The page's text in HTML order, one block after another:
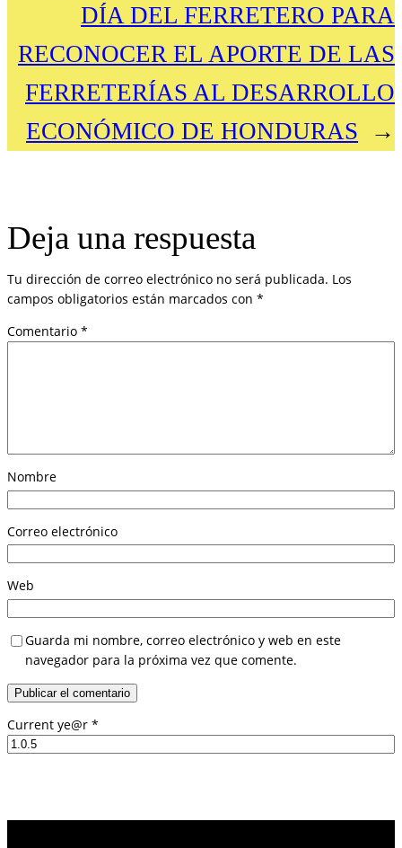
DÍA DEL FERRETERO PARA
RECONOCER EL APORTE DE LAS
FERRETERÍAS AL DESARROLLO
ECONÓMICO DE HONDURAS
→
Deja una respuesta
Tu dirección de correo electrónico no será publicada. Los
campos obligatorios están marcados con *
Comentario *
Nombre
Correo electrónico
Web
Guarda mi nombre, correo electrónico y web en este
navegador para la próxima vez que comente.
Current ye@r *